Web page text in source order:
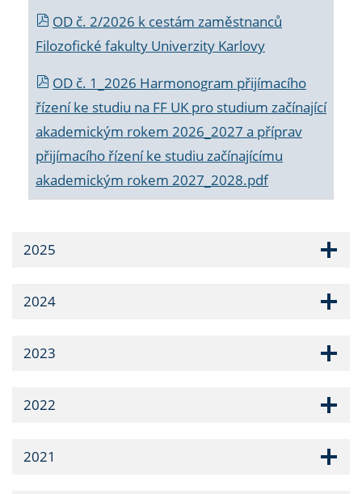
OD č. 2/2026 k cestám zaměstnanců
Filozofické fakulty Univerzity Karlovy
OD č. 1_2026 Harmonogram přijímacího
řízení ke studiu na FF UK pro studium začínající
akademickým rokem 2026_2027 a příprav
přijímacího řízení ke studiu začínajícímu
akademickým rokem 2027_2028.pdf
2025
2024
2023
2022
2021